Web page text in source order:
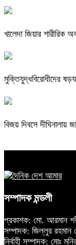
খালেদা জিয়ার শারীরিক
মুক্তিযুদ্ধবিরোধীদের
বিজয় দিবসে দীঘিনালায়
সম্পাদক মন্ডলী
প্রকাশক: মো. আরমান
সম্পাদক: জিল্লুর রহমান
নির্বাহী সম্পাদক: মোঃ